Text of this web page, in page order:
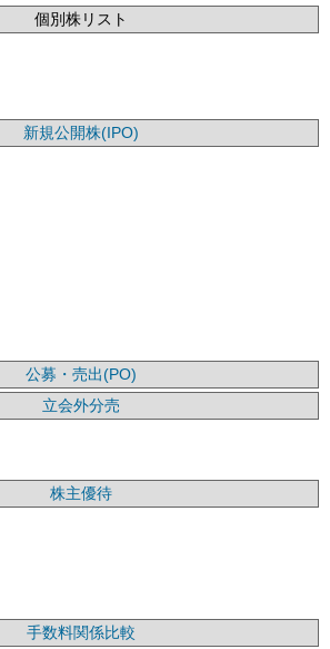
個別株リスト
新規公開株(IPO)
公募・売出(PO)
立会外分売
株主優待
手数料関係比較